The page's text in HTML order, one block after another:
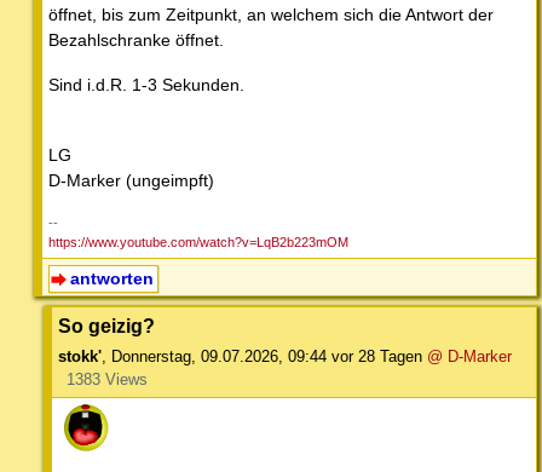
öffnet, bis zum Zeitpunkt, an welchem sich die Antwort der
Bezahlschranke öffnet.
Sind i.d.R. 1-3 Sekunden.
LG
D-Marker (ungeimpft)
--
https://www.youtube.com/watch?v=LqB2b223mOM
antworten
So geizig?
stokk', Donnerstag, 09.07.2026, 09:44 vor 28 Tagen @ D-Marker
1383 Views